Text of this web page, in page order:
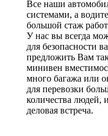
Все наши
системами, а
большой стаж
У нас вы всегда
для безопасности
предложить Вам
минивен
много багажа или
для перевозки
количества людей,
деловая встреча.